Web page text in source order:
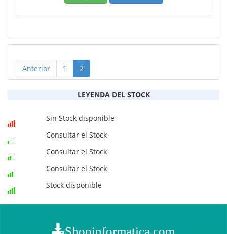
Anterior 1 2
LEYENDA DEL STOCK
Sin Stock disponible
Consultar el Stock
Consultar el Stock
Consultar el Stock
Stock disponible
Shopinformatica.com